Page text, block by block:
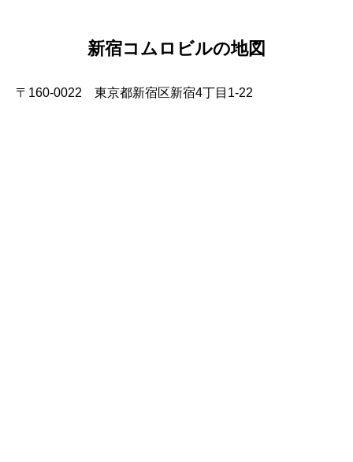
新宿コムロビルの地図
〒160-0022 東京都新宿区新宿4丁目1-22